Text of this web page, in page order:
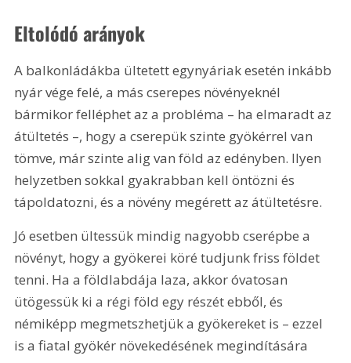
Eltolódó arányok
A balkonládákba ültetett egynyáriak esetén inkább
nyár vége felé, a más cserepes növényeknél
bármikor felléphet az a probléma – ha elmaradt az
átültetés –, hogy a cserepük szinte gyökérrel van
tömve, már szinte alig van föld az edényben. Ilyen
helyzetben sokkal gyakrabban kell öntözni és
tápoldatozni, és a növény megérett az átültetésre.
Jó esetben ültessük mindig nagyobb cserépbe a
növényt, hogy a gyökerei köré tudjunk friss földet
tenni. Ha a földlabdája laza, akkor óvatosan
ütögessük ki a régi föld egy részét ebből, és
némiképp megmetszhetjük a gyökereket is – ezzel
is a fiatal gyökér növekedésének megindítására